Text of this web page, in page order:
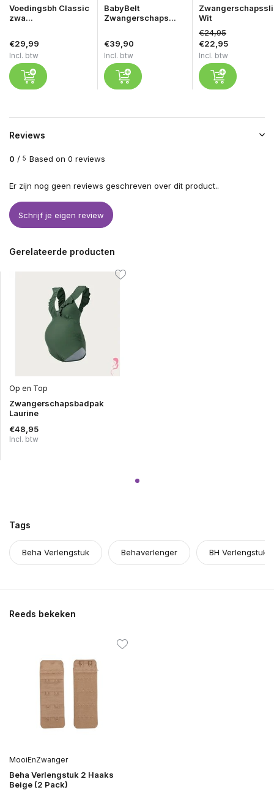
Voedingsbh Classic
zwa...
€29,99
Incl. btw
BabyBelt
Zwangerschaps...
€39,90
Incl. btw
Wit
€24,95
€22,95
Incl. btw
Reviews
0 / 5 Based on 0 reviews
Er zijn nog geen reviews geschreven over dit product..
Schrijf je eigen review
Gerelateerde producten
Op en Top
Zwangerschapsbadpak
Laurine
€48,95
Incl. btw
Tags
Beha Verlengstuk Behaverlenger BH Verlengstuk
Reeds bekeken
MooiEnZwanger
Beha Verlengstuk 2 Haaks
Beige (2 Pack)